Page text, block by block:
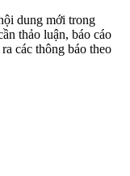
dung mới trong
thảo luận, báo cáo
các thông báo theo